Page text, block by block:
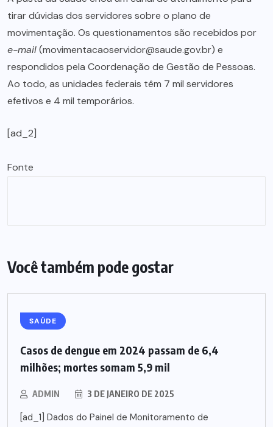
tirar dúvidas dos servidores sobre o plano de
movimentação. Os questionamentos são recebidos por
e-mail(movimentacaoservidor@saude.gov.br) e
respondidos pela Coordenação de Gestão de Pessoas.
Ao todo, as unidades federais têm 7 mil servidores
efetivos e 4 mil temporários.
[ad_2]
Fonte
Você também pode gostar
SAÚDE
Casos de dengue em 2024 passam de 6,4
milhões; mortes somam 5,9 mil
ADMIN 3 DE JANEIRO DE 2025
[ad_1] Dados do Painel de Monitoramento de